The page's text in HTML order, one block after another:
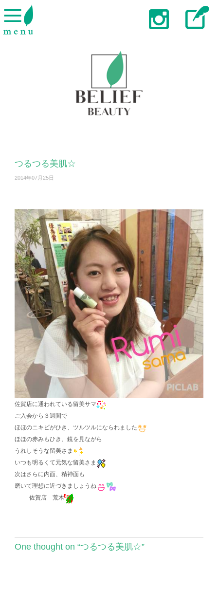
つるつる美肌☆
2014年07月25日
佐賀店に通われている留美サマ
ご入会から３週間で
ほほのニキビがひき、ツルツルになられました
ほほの赤みもひき、鏡を見ながら
うれしそうな留美さま
いつも明るくて元気な留美さま
次はさらに内面、精神面も
磨いて理想に近づきましょうね
佐賀店 荒木
One thought on “つるつる美肌☆”